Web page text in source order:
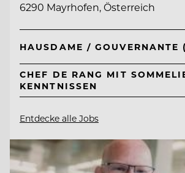
6290 Mayrhofen, Österreich
HAUSDAME / GOUVERNANTE
CHEF DE RANG MIT
KENNTNISSEN
Entdecke alle Jobs